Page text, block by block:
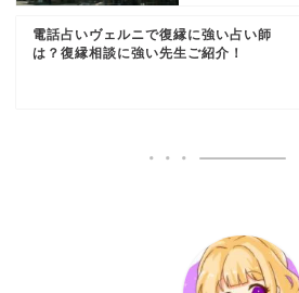
電話占いヴェルニで復縁に強い占い師
は？復縁相談に強い先生ご紹介！